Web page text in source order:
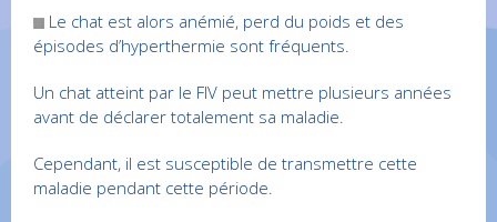
Le chat est alors anémié, perd du poids et des
épisodes d’hyperthermie sont fréquents.
Un chat atteint par le FIV peut mettre plusieurs années
avant de déclarer totalement sa maladie.
Cependant, il est susceptible de transmettre cette
maladie pendant cette période.